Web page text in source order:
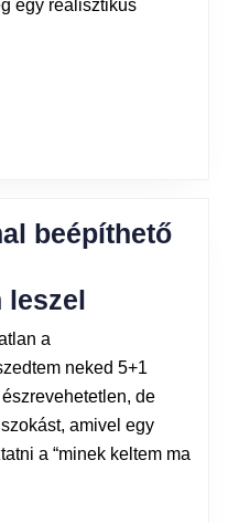
egy realisztikus
beépíthető
leszel
a
neked 5+1
de
amivel egy
a “minek keltem ma